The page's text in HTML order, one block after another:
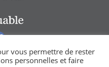
vous permettre de rester
personnelles et faire